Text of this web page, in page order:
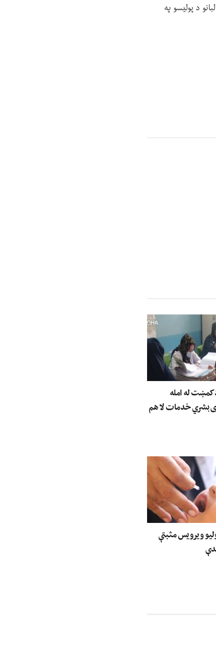
د پولیسو په
کمښت له امله
بشري خدمات لا هم
ویرویس مثبتې